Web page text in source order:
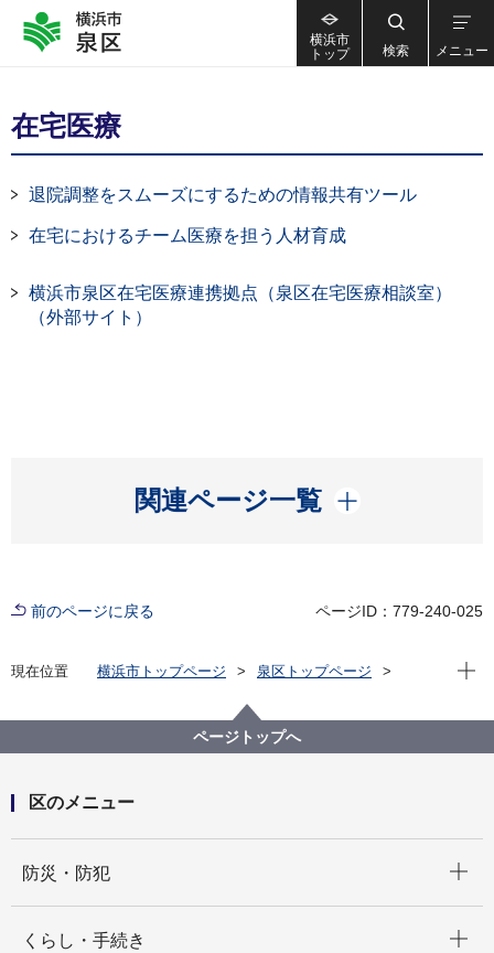
横浜市
トップ
検索 メニュー
在宅医療
退院調整をスムーズにするための情報共有ツール
在宅におけるチーム医療を担う人材育成
横浜市泉区在宅医療連携拠点（泉区在宅医療相談室）
（外部サイト）
関連ページ一覧
開く
前のページに戻る ページID：779-240-025
現在位置 横浜市トップページ
泉区トップページ
現在
ページトップへ
区のメニュー
防災・防犯
くらし・手続き